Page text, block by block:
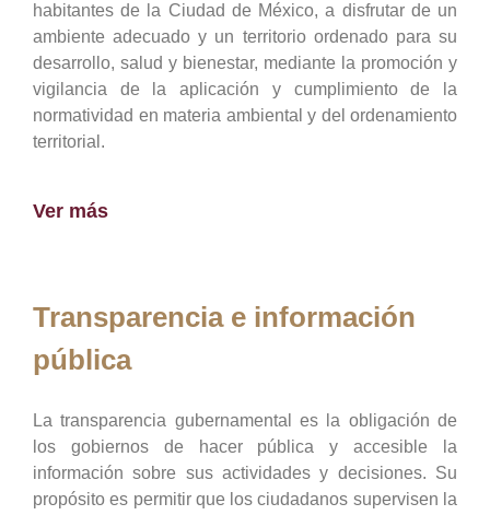
habitantes de la Ciudad de México, a disfrutar de un
ambiente adecuado y un territorio ordenado para su
desarrollo, salud y bienestar, mediante la promoción y
vigilancia de la aplicación y cumplimiento de la
normatividad en materia ambiental y del ordenamiento
territorial.
Ver más
Transparencia e información
pública
La transparencia gubernamental es la obligación de
los gobiernos de hacer pública y accesible la
información sobre sus actividades y decisiones. Su
propósito es permitir que los ciudadanos supervisen la